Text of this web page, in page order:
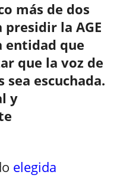
más de dos
la AGE
entidad que
que la voz de
sea escuchada.
y
elegida